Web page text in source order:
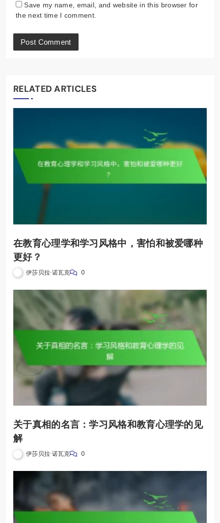
Save my name, email, and website in this browser for
the next time I comment.
RELATED ARTICLES
在教育心理学和学习风格中，害怕和被爱哪种
更好？
伊莎贝拉·诺瓦克 0
关于真相的名言：学习风格和教育心理学的见
解
伊莎贝拉·诺瓦克 0